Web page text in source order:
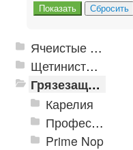
Ячеистые грязезащитные покрытия
Щетинистые покрытия
Грязезащитные, влаговпитывающие покрытия
Карелия
Профессиональные грязезащитные ковры AntiSplash Carpet
Prime Nop